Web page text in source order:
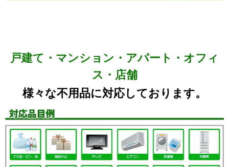
戸建て・マンション・アパート・オフィ
ス・店舗
様々な不用品に対応しております。